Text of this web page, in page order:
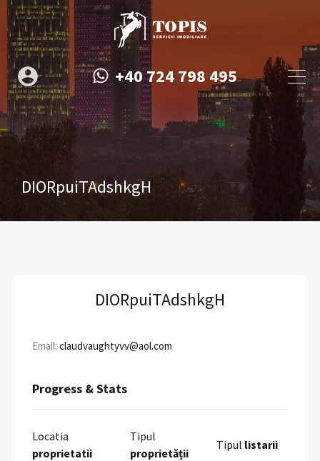
+40 724 798 495
DIORpuiTAdshkgH
DIORpuiTAdshkgH
Email: claudvaughtyvv@aol.com
Progress & Stats
Locatia
proprietatii
Tipul
proprietății
Tipul listarii